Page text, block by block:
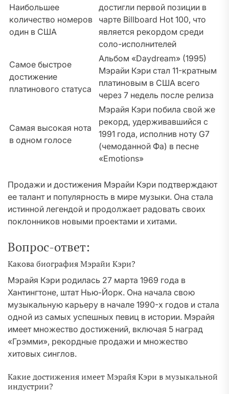
Наибольшее
количество номеров
один в США
достигли первой позиции в
чарте Billboard Hot 100, что
является рекордом среди
соло-исполнителей
Самое быстрое
достижение
платинового статуса
Альбом «Daydream» (1995)
Мэрайи Кэри стал 11-кратным
платиновым в США всего
через 7 недель после релиза
Самая высокая нота
в одном голосе
Мэрайя Кэри побила свой же
рекорд, удерживавшийся с
1991 года, исполнив ноту G7
(чемоданной Фа) в песне
«Emotions»
Продажи и достижения Мэрайи Кэри подтверждают
ее талант и популярность в мире музыки. Она стала
истинной легендой и продолжает радовать своих
поклонников новыми проектами и хитами.
Вопрос-ответ:
Какова биография Мэрайи Кэри?
Мэрайя Кэри родилась 27 марта 1969 года в
Хантингтоне, штат Нью-Йорк. Она начала свою
музыкальную карьеру в начале 1990-х годов и стала
одной из самых успешных певиц в истории. Мэрайя
имеет множество достижений, включая 5 наград
«Грэмми», рекордные продажи и множество
хитовых синглов.
Какие достижения имеет Мэрайя Кэри в музыкальной
индустрии?